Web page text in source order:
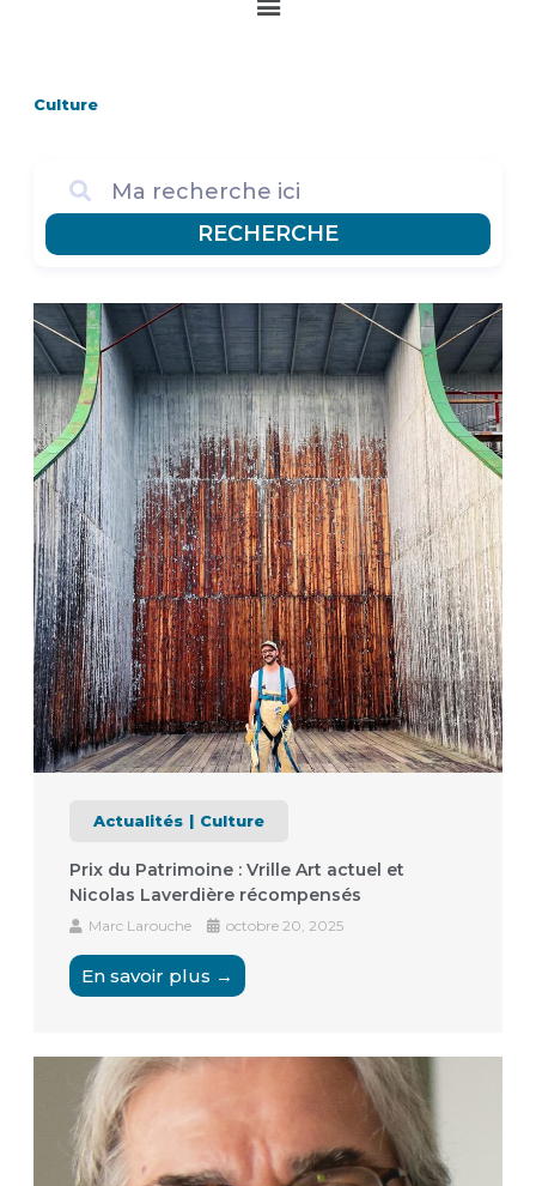
Culture
RECHERCHE
Actualités Culture
Prix du Patrimoine : Vrille Art actuel et
Nicolas Laverdière récompensés
Marc Larouche octobre 20, 2025
En savoir plus →